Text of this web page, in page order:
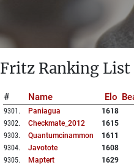
Fritz Ranking List
# Name Elo
9301 . Paniagua 1618
9302. Checkmate_2012 1615
9303. Quantumcinammon 1611
9304. Javotote 1608
9305. Maptert 1629